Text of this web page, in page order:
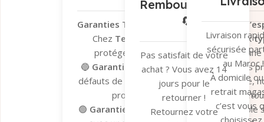
Garanties Tera.ma – Votre tranquillité
Chez Tera.ma, nous vous offronsdeux
protéger vos achats et vous garantir une
🔵 Garantie du fabricant– Valable sur les
défauts de fabrication. En cas de problème,
processus de dépannage et de
🟢 Garantie Tera.ma Seconde Vie– Valable
Remboursement
🔄
Pas satisfait de votre
achat ? Vous avez 14
jours pour le
retourner !
Retournez votre
Livraison
sécurisée
au Maroc !
À domicile
retrait
c’est vous
choisissez